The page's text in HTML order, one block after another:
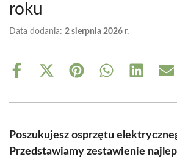
roku
Data dodania: 2 sierpnia 2026 r.
Share
Share
(Twitter)
Share Share Share
Poszukujesz osprzętu
Przedstawiamy zestawienie